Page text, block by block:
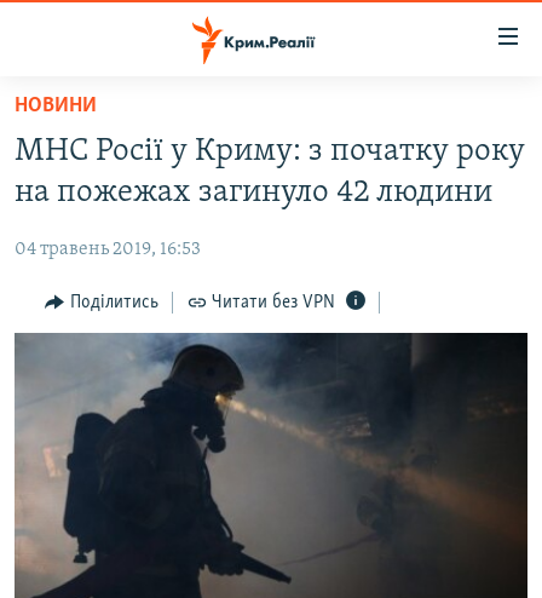
Перейти
основного
матеріалу
до
навігації
Перейти
ПОЛІТИКА
БЛОГИ
ІНТЕРВ'Ю
ВСЕ ЗА ДЕНЬ
СПЕЦПРОЕКТИ
ДЕПОРТАЦІЯ
ВІДЕОУРОКИ «ELIFBE»
ЯК ОБІЙТИ БЛОКУВАННЯ
Русский
НОВИНИ
МНС Росії у Криму: з початку року
на пожежах загинуло 42 людини
04 травень 2019, 16:53
Поділитись Читати без VPN